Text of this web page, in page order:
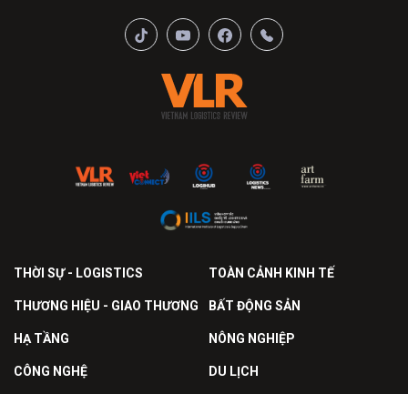
THỜI SỰ - LOGISTICS TOÀN CẢNH KINH TẾ
THƯƠNG HIỆU - GIAO THƯƠNG BẤT ĐỘNG SẢN
HẠ TẦNG NÔNG NGHIỆP
CÔNG NGHỆ DU LỊCH